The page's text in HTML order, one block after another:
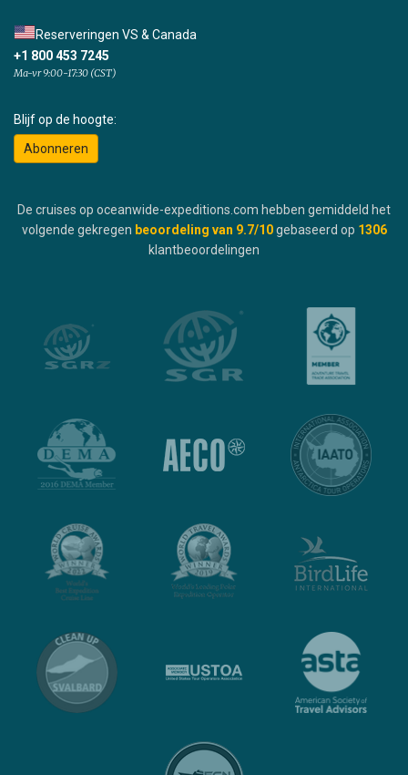
Reserveringen VS & Canada
+1 800 453 7245
Ma-vr 9:00-17:30 (CST)
Blijf op de hoogte:
Abonneren
De cruises op oceanwide-expeditions.com hebben gemiddeld het
volgende gekregen beoordeling van 9.7/10 gebaseerd op 1306
klantbeoordelingen